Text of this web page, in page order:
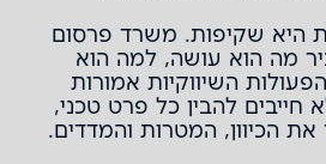
היא שקיפות. משרד פרסום
מה הוא עושה, למה הוא
השיווקיות אמורות
להבין כל פרט טכני,
הכיוון, המטרות והמדדים.